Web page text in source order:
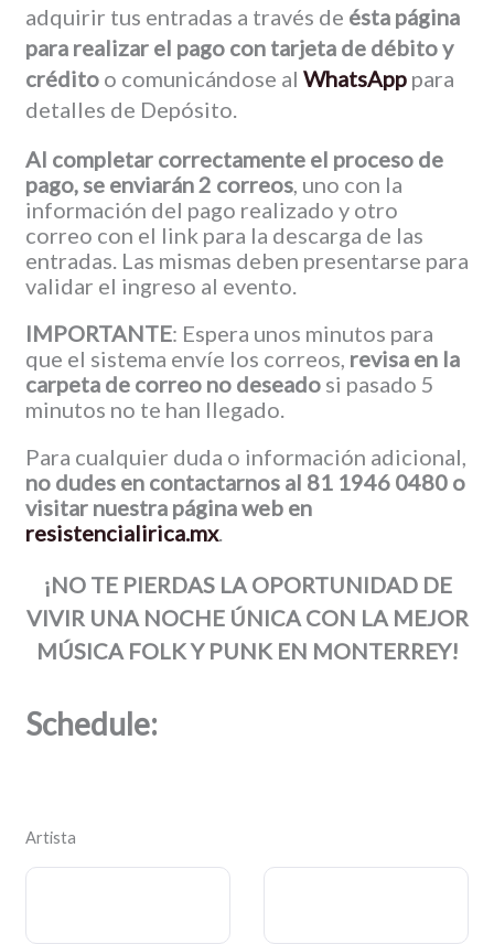
adquirir tus entradas a través de ésta página
para realizar el pago con tarjeta de débito y
créditoo comunicándose al WhatsApppara
detalles de Depósito.
Al completar correctamente el proceso de
pago, se enviarán 2 correos, uno con la
información del pago realizado y otro
correo con el link para la descarga de las
entradas. Las mismas deben presentarse para
validar el ingreso al evento.
IMPORTANTE: Espera unos minutos para
que el sistema envíe los correos, revisa en la
carpeta de correo no deseadosi pasado 5
minutos no te han llegado.
Para cualquier duda o información adicional,
no dudes en contactarnos al 81 1946 0480 o
visitar nuestra página web en
resistencialirica.mx.
¡NO TE PIERDAS LA OPORTUNIDAD DE
VIVIR UNA NOCHE ÚNICA CON LA MEJOR
MÚSICA FOLK Y PUNK EN MONTERREY!
Schedule:
Artista